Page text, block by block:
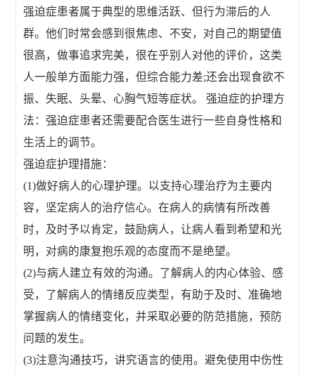
强迫症患者属于典型的思维活跃、但行为滞后的人
群。他们时常会感到很焦虑、不安，对自己的期望值
很高，做事追求完美，很在乎别人对他的评价，这类
人一般单方面能力强，但综合能力差;还会出现食欲不
振、失眠、头晕、心胸气短等症状。 强迫症的护理方
法：强迫症患者还需要配合医生进行一些自身性格和
生活上的调节。
强迫症护理措施：
(1)做好病人的心理护理。以支持心理治疗为主要内
容，坚定病人的治疗信心。在病人的病情有所改善
时，及时予以肯定，鼓励病人，让病人看到希望和光
明，对病的康复抱乐观的态度而不是绝望。
(2)与病人建立有效的沟通。了解病人的内心体验、感
受，了解病人的情绪反应类型，有助于及时、准确地
掌握病人的情绪变化，并采取必要的防范措施，预防
问题的发生。
(3)注意沟通技巧，讲究语言的使用。避免使用中伤性